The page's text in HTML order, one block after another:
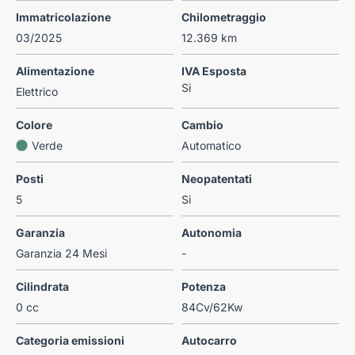
Immatricolazione
03/2025
Chilometraggio
12.369 km
Alimentazione
Elettrico
IVA Esposta
Si
Colore
Verde
Cambio
Automatico
Posti
5
Neopatentati
Si
Garanzia
Garanzia 24 Mesi
Autonomia
-
Cilindrata
0 cc
Potenza
84Cv/62Kw
Categoria emissioni
Autocarro